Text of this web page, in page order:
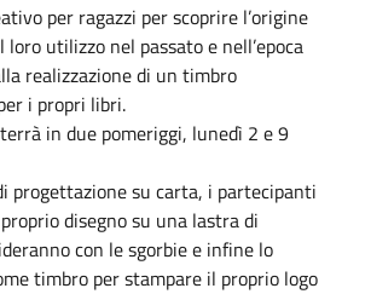
per ragazzi per scoprire l’origine
loro utilizzo nel passato e nell’epoca
realizzazione di un timbro
i propri libri.
in due pomeriggi, lunedì 2 e 9
progettazione su carta, i partecipanti
disegno su una lastra di
con le sgorbie e infine lo
timbro per stampare il proprio logo